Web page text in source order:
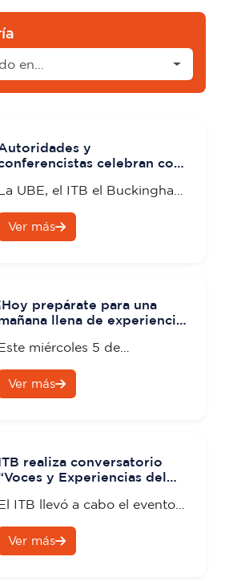
en...
y
celebran con
de CICPE 2025
UBE, el ITB el Buckingham
English Center celebraron con
un emotivo brindis el cierre
Ver más
prepárate para una
llena de experiencias
miércoles 5 de
noviembre, de 09h00 a 11h00,
llega al campus ITB Naval el
Ver más
realiza conversatorio
y Experiencias del
llevó a cabo el evento
“Voces y Experiencias del
Comercio Exterior”, una
Ver más